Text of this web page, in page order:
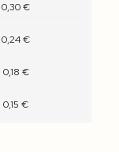
0,30 €
0,24 €
0,18 €
0,15 €